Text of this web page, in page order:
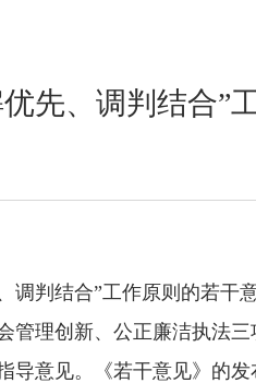
先、调判结合”
判结合”工作原则的若干
理创新、公正廉洁执法
意见。《若干意见》的